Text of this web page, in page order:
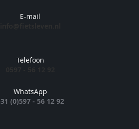
E-mail
Telefoon
WhatsApp
(0)597 - 56 12 92